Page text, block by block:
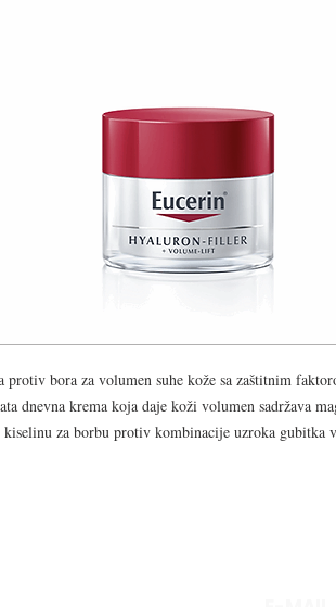
protiv bora za volumen suhe kože sa zaštitnim
dnevna krema koja daje koži volumen sadržava
za borbu protiv kombinacije uzroka gubitka